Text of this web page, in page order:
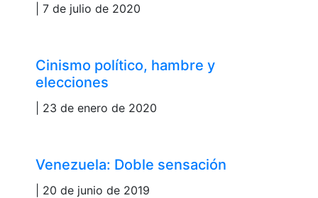
| 7 de julio de 2020
Cinismo político, hambre y
elecciones
| 23 de enero de 2020
Venezuela: Doble sensación
| 20 de junio de 2019